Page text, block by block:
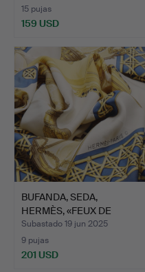
15 pujas
159 USD
BUFANDA, SEDA,
HERMÈS, «FEUX DE
ROUTE», DI…
Subastado 19 jun 2025
9 pujas
201 USD